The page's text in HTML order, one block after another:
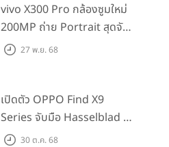
vivo X300 Pro กล้องซูมใหม่
200MP ถ่าย Portrait สุดจัด
ต่อเลนส์เสริมได้!
27 พ.ย. 68
เปิดตัว OPPO Find X9
Series จับมือ Hasselblad อัป
เกรดกล้องซูม 200MP!
30 ต.ค. 68